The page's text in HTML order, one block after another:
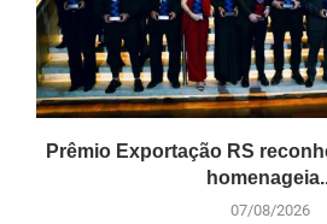
Prêmio Exportação RS
07/08/2026